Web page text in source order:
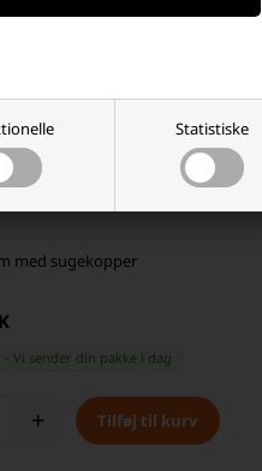
Statistiske
med sugekopper
Vi sender din pakke i dag
+